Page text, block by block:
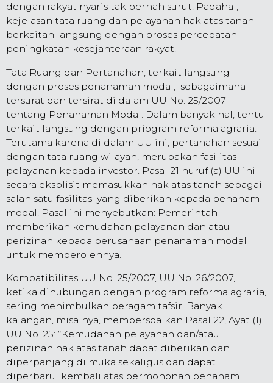
dengan rakyat nyaris tak pernah surut. Padahal,
kejelasan tata ruang dan pelayanan hak atas tanah
berkaitan langsung dengan proses percepatan
peningkatan kesejahteraan rakyat.
Tata Ruang dan Pertanahan, terkait langsung
dengan proses penanaman modal, sebagaimana
tersurat dan tersirat di dalam UU No. 25/2007
tentang Penanaman Modal. Dalam banyak hal, tentu
terkait langsung dengan priogram reforma agraria.
Terutama karena di dalam UU ini, pertanahan sesuai
dengan tata ruang wilayah, merupakan fasilitas
pelayanan kepada investor. Pasal 21 huruf (a) UU ini
secara eksplisit memasukkan hak atas tanah sebagai
salah satu fasilitas yang diberikan kepada penanam
modal. Pasal ini menyebutkan: Pemerintah
memberikan kemudahan pelayanan dan atau
perizinan kepada perusahaan penanaman modal
untuk memperolehnya.
Kompatibilitas UU No. 25/2007, UU No. 26/2007,
ketika dihubungan dengan program reforma agraria,
sering menimbulkan beragam tafsir. Banyak
kalangan, misalnya, mempersoalkan Pasal 22, Ayat (1)
UU No. 25: “Kemudahan pelayanan dan/atau
perizinan hak atas tanah dapat diberikan dan
diperpanjang di muka sekaligus dan dapat
diperbarui kembali atas permohonan penanam